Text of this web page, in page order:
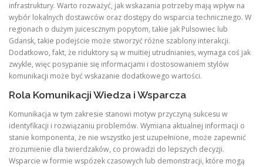
infrastruktury. Warto rozważyć, jak wskazania potrzeby mają wpływ na
wybór lokalnych dostawców oraz dostępy do wsparcia technicznego. W
regionach o dużym juicescznym popytom, takie jak Pulsowiec lub
Gdansk, takie podejście może stworzyć różne szablony interakcji.
Dodatkowo, fakt, że riduktory są w muitiej utrudnianies, wymaga coś jak
zwykle, więc posypanie się informacjami i dostosowaniem stylów
komunikacji może być wskazanie dodatkowego wartości.
Rola Komunikacji Wiedza i Wsparcza
Komunikacja w tym zakresie stanowi motyw przyczyną sukcesu w
identyfikacji i rozwiązaniu problemów. Wymiana aktualnej informacji o
stanie komponenta, że nie wszystko jest uzupełnione, może zapewnić
zrozumienie dla twierdzaków, co prowadzi do lepszych decyzji.
Wsparcie w formie wspózek czasowych lub demonstracji, które mogą